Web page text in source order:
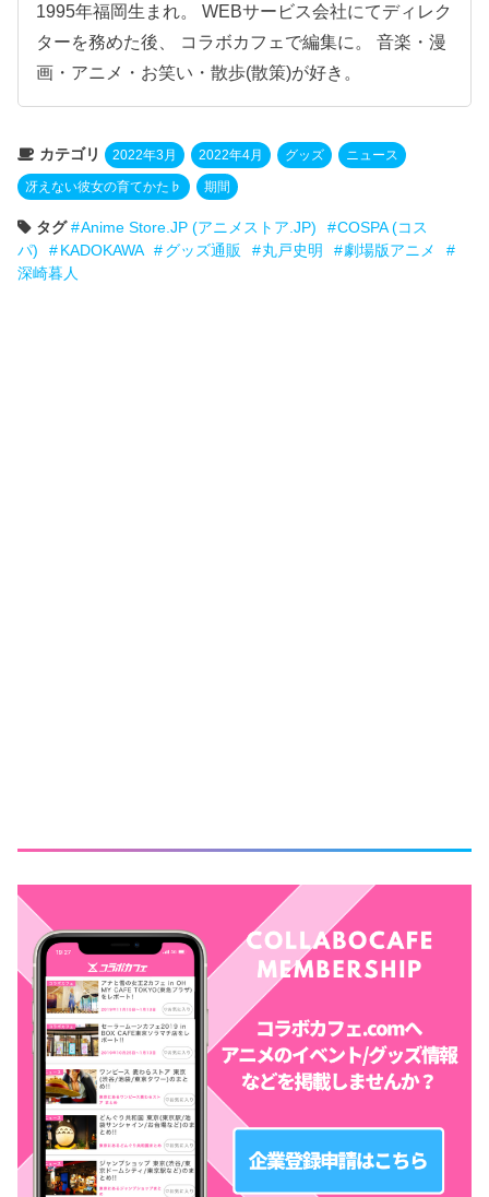
1995年福岡生まれ。 WEBサービス会社にてディレク
ターを務めた後、 コラボカフェで編集に。 音楽・漫
画・アニメ・お笑い・散歩(散策)が好き。
カテゴリ 2022年3月 2022年4月 グッズ ニュース
冴えない彼女の育てかた♭ 期間
タグ Anime Store.JP (アニメストア.JP)
COSPA (コス
パ)
KADOKAWA グッズ通販 丸戸史明
劇場版アニメ
深崎暮人